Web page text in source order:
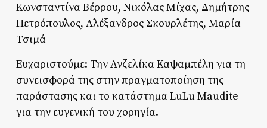
Κωνσταντίνα Βέρρου, Νικόλας Μίχας, Δημήτρης
Πετρόπουλος, Αλέξανδρος Σκουρλέτης, Μαρία
Τσιμά
Ευχαριστούμε: Την Ανζελίκα Καψαμπέλη για τη
συνεισφορά της στην πραγματοποίηση της
παράστασης και το κατάστημα LuLu Maudite
για την ευγενική του χορηγία.